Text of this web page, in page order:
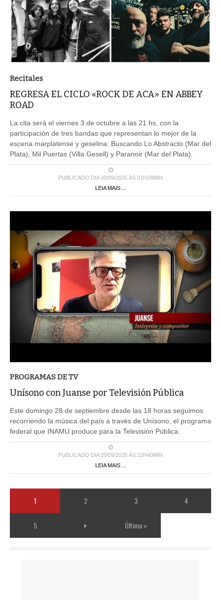
Recitales
REGRESA EL CICLO «ROCK DE ACA» EN ABBEY
ROAD
La cita será el viernes 3 de octubre a las 21 hs, con la
participación de tres bandas que representan lo mejor de la
escena marplatense y geselina: Buscando Lo Abstracto (Mar del
Plata), Mil Puertas (Villa Gesell) y Paranoir (Mar del Plata).
PUBLICADO DIA 30/09/2025 ÀS 01H28MIN
LEIA MAIS ...
PROGRAMAS DE TV
Unísono con Juanse por Televisión Pública
Este domingo 28 de septiembre desde las 18 horas seguimos
recorriendo la música del país a través de Unísono, el programa
federal que INAMU produce para la Televisión Pública.
PUBLICADO DIA 25/09/2025 ÀS 22H40MIN
LEIA MAIS ...
1 2 3 4
5 Última »